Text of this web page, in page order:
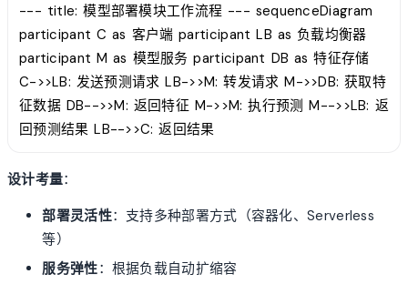
--- title: 模型部署模块工作流程 --- sequenceDiagram
participant C as 客户端 participant LB as 负载均衡器
participant M as 模型服务 participant DB as 特征存储
C->>LB: 发送预测请求 LB->>M: 转发请求 M->>DB: 获取特
征数据 DB-->>M: 返回特征 M->>M: 执行预测 M-->>LB: 返
回预测结果 LB-->>C: 返回结果
设计考量：
部署灵活性：支持多种部署方式（容器化、Serverless
等）
服务弹性：根据负载自动扩缩容